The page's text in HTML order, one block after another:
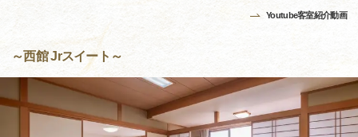
Youtube客室紹介動画
～西館 Jrスイート～